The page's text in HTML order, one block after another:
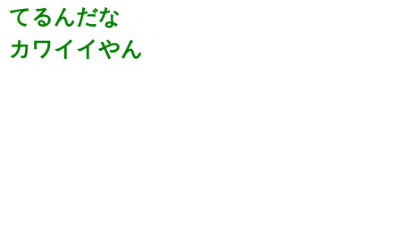
てるんだな
カワイイやん